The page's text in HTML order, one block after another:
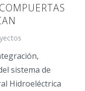
sistema de
Hidroeléctrica